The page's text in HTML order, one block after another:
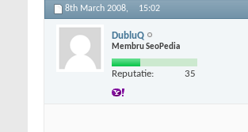
8th March 2008, 15:02
DubluQ
Membru SeoPedia
Reputatie: 35